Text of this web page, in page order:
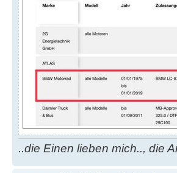
..die Einen lieben mich.., die